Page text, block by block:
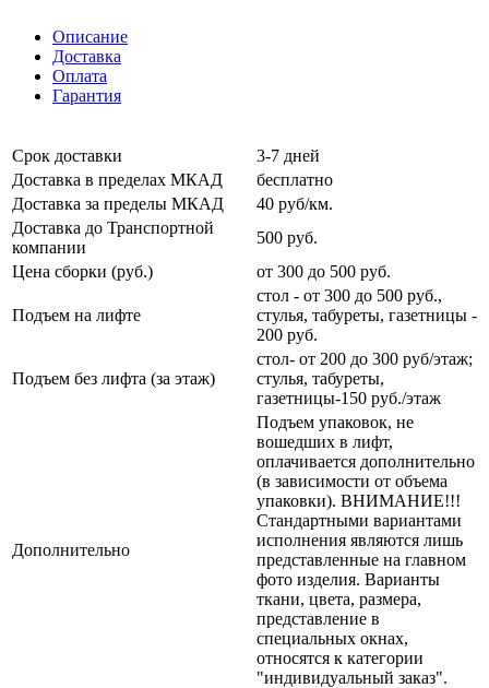
Описание
Доставка
Оплата
Гарантия
Срок доставки
3-7 дней
Доставка в пределах МКАД
бесплатно
Доставка за пределы МКАД
40 руб/км.
Доставка до Транспортной
компании
500 руб.
Цена сборки (руб.)
от 300 до 500 руб.
Подъем на лифте
стол - от 300 до 500 руб.,
стулья, табуреты, газетницы -
200 руб.
Подъем без лифта (за этаж)
стол- от 200 до 300 руб/этаж;
стулья, табуреты,
газетницы-150 руб./этаж
Дополнительно
Подъем упаковок, не
вошедших в лифт,
оплачивается дополнительно
(в зависимости от объема
упаковки). ВНИМАНИЕ!!!
Стандартными вариантами
исполнения являются лишь
представленные на главном
фото изделия. Варианты
ткани, цвета, размера,
представление в
специальных окнах,
относятся к категории
"индивидуальный заказ".